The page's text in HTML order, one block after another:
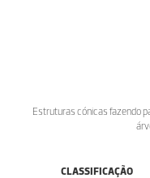
Estruturas cónicas fazendo
CLASSIFICAÇÃO